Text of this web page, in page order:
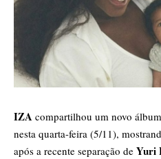
IZA compartilhou um novo
nesta quarta-feira (5/11),
após a recente separação de Yuri